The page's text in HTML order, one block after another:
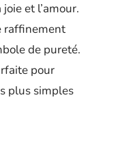
et l’amour.
raffinement
de pureté.
pour
plus simples